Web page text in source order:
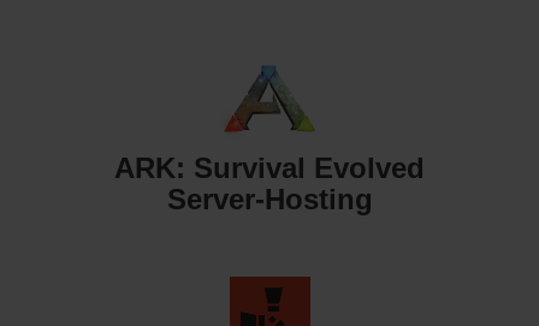
ARK: Survival Evolved
Server-Hosting